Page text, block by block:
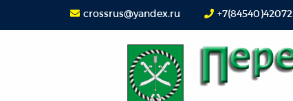
crossrus@yandex.ru +7(84540)42072